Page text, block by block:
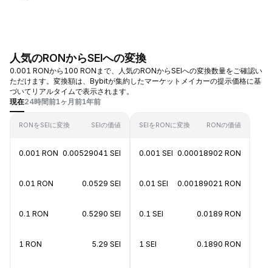
人気のRONからSEIへの変換
0.001 RONから100 RONまで、人気のRONからSEIへの変換数量をご確認い
ただけます。変換額は、Bybitが集約したマーケットメイカーの提示価格に基
づいてリアルタイムで表示されます。
現在24時間前1ヶ月前1年前
RONをSEIに変換 SEIの価値
0.001 RON 0.00529041 SEI
0.01 RON 0.0529 SEI
0.1 RON 0.5290 SEI
1 RON 5.29 SEI
SEIをRONに変換 RONの価値
0.001 SEI 0.00018902 RON
0.01 SEI 0.00189021 RON
0.1 SEI 0.0189 RON
1 SEI 0.1890 RON